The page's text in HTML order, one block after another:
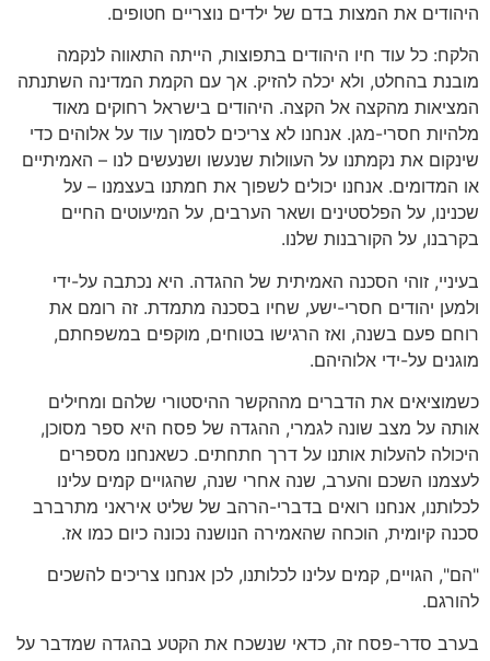
היהודים את המצות בדם של ילדים נוצריים חטופים.
הלקח: כל עוד חיו היהודים בתפוצות, הייתה התאווה לנקמה
מובנת בהחלט, ולא יכלה להזיק. אך עם הקמת המדינה השתנתה
המציאות מהקצה אל הקצה. היהודים בישראל רחוקים מאוד
מלהיות חסרי-מגן. אנחנו לא צריכים לסמוך עוד על אלוהים כדי
שינקום את נקמתנו על העוולות שנעשו ושנעשים לנו – האמיתיים
או המדומים. אנחנו יכולים לשפוך את חמתנו בעצמנו – על
שכנינו, על הפלסטינים ושאר הערבים, על המיעוטים החיים
בקרבנו, על הקורבנות שלנו.
בעיניי, זוהי הסכנה האמיתית של ההגדה. היא נכתבה על-ידי
ולמען יהודים חסרי-ישע, שחיו בסכנה מתמדת. זה רומם את
רוחם פעם בשנה, ואז הרגישו בטוחים, מוקפים במשפחתם,
מוגנים על-ידי אלוהיהם.
כשמוציאים את הדברים מההקשר ההיסטורי שלהם ומחילים
אותה על מצב שונה לגמרי, ההגדה של פסח היא ספר מסוכן,
היכולה להעלות אותנו על דרך חתחתים. כשאנחנו מספרים
לעצמנו השכם והערב, שנה אחרי שנה, שהגויים קמים עלינו
לכלותנו, אנחנו רואים בדברי-הרהב של שליט איראני מתרברב
סכנה קיומית, הוכחה שהאמירה הנושנה נכונה כיום כמו אז.
"הם", הגויים, קמים עלינו לכלותנו, לכן אנחנו צריכים להשכים
להורגם.
בערב סדר-פסח זה, כדאי שנשכח את הקטע בהגדה שמדבר על